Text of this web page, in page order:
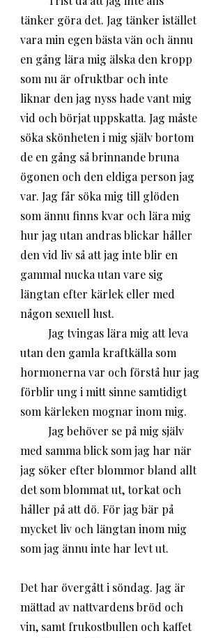
tänker göra det. Jag tänker istället
vara min egen bästa vän och ännu
en gång lära mig älska den kropp
som nu är ofruktbar och inte
liknar den jag nyss hade vant mig
vid och börjat uppskatta. Jag måste
söka skönheten i mig själv bortom
de en gång så brinnande bruna
ögonen och den eldiga person jag
var. Jag får söka mig till glöden
som ännu finns kvar och lära mig
hur jag utan andras blickar håller
den vid liv så att jag inte blir en
gammal nucka utan vare sig
längtan efter kärlek eller med
utan den gamla kraftkälla som
hormonerna var och förstå hur jag
förblir ung i mitt sinne samtidigt
som kärleken mognar inom mig.
med samma blick som jag har när
jag söker efter blommor bland allt
det som blommat ut, torkat och
håller på att dö. För jag bär på
mycket liv och längtan inom mig
som jag ännu inte har levt ut.
Det har övergått i söndag. Jag är
mättad av nattvardens bröd och
vin, samt frukostbullen och kaffet